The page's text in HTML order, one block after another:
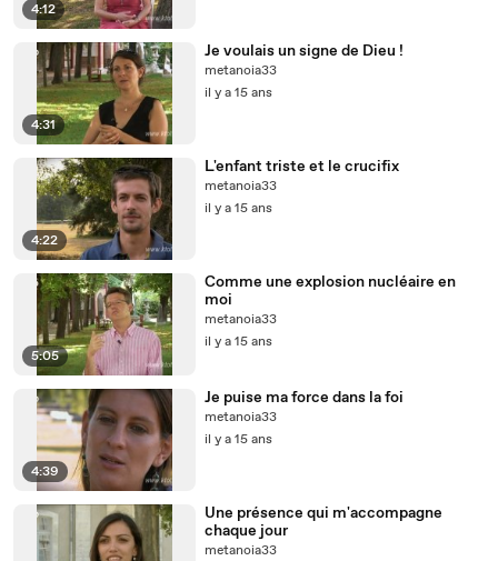
4:12
4:31
Je voulais un signe de Dieu !
metanoia33
il y a 15 ans
4:22
L'enfant triste et le crucifix
metanoia33
il y a 15 ans
5:05
Comme une explosion nucléaire en
moi
metanoia33
il y a 15 ans
4:39
Je puise ma force dans la foi
metanoia33
il y a 15 ans
Une présence qui m'accompagne
chaque jour
metanoia33